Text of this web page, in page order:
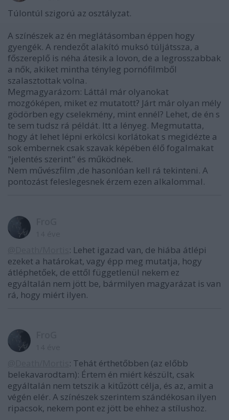
Túlontúl szigorú az osztályzat.
A színészek az én meglátásomban éppen hogy
gyengék. A rendezőt alakító muksó túljátssza, a
főszereplő is néha átesik a lovon, de a legrosszabbak
a nők, akiket mintha tényleg pornófilmből
szalasztottak volna.
Megmagyarázom: Láttál már olyanokat
mozgóképen, miket ez mutatott? Járt már olyan mély
gödörben egy cselekmény, mint ennél? Lehet, de én s
te sem tudsz rá példát. Itt a lényeg. Megmutatta,
hogy át lehet lépni erkölcsi korlátokat s megidézte a
sok embernek csak szavak képében élő fogalmakat
"jelentés szerint" és működnek.
Nem művészfilm ,de hasonlóan kell rá tekinteni. A
pontozást feleslegesnek érzem ezen alkalommal.
: Lehet igazad van, de hiába átlépi
ezeket a határokat, vagy épp meg mutatja, hogy
átléphetőek, de ettől függetlenül nekem ez
egyáltalán nem jött be, bármilyen magyarázat is van
rá, hogy miért ilyen.
: Tehát érthetőbben (az előbb
belekavarodtam): Értem én miért készült, csak
egyáltalán nem tetszik a kitűzött célja, és az, amit a
végén elér. A színészek szerintem szándékosan ilyen
ripacsok, nekem pont ez jött be ehhez a stílushoz.